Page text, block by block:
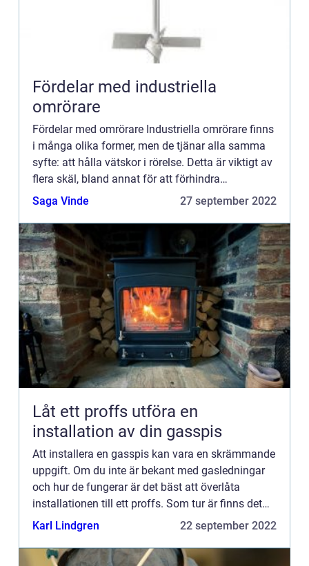
Fördelar med industriella
omrörare
Fördelar med omrörare Industriella omrörare finns
i många olika former, men de tjänar alla samma
syfte: att hålla vätskor i rörelse. Detta är viktigt av
flera skäl, bland annat för att förhindra
sedimentering, upprätthålla en jämn temperatur
Saga Vinde 27 september 2022
Låt ett proffs utföra en
installation av din gasspis
Att installera en gasspis kan vara en skrämmande
uppgift. Om du inte är bekant med gasledningar
och hur de fungerar är det bäst att överlåta
installationen till ett proffs. Som tur är finns det
många företag i Stockholm som erbjuder
Karl Lindgren 22 september 2022